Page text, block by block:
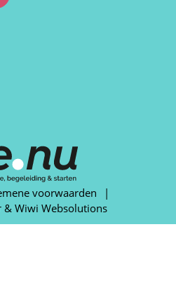
voorwaarden
|
& Wiwi Websolutions